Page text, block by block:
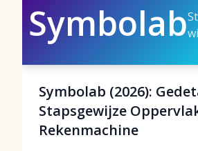
Symbolab
Symbolab (2026):
Stapsgewijze
Rekenmachine